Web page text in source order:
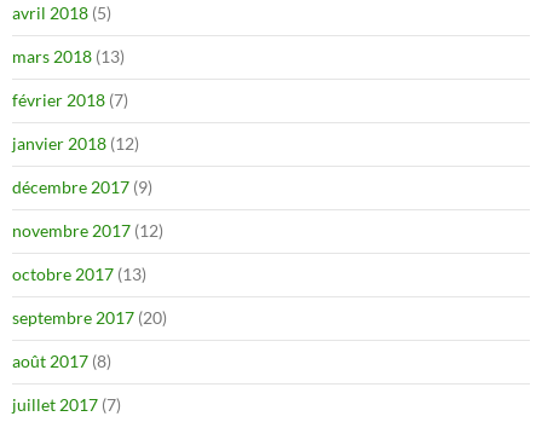
avril 2018 (5)
mars 2018 (13)
février 2018 (7)
janvier 2018 (12)
décembre 2017 (9)
novembre 2017 (12)
octobre 2017 (13)
septembre 2017 (20)
août 2017 (8)
juillet 2017 (7)